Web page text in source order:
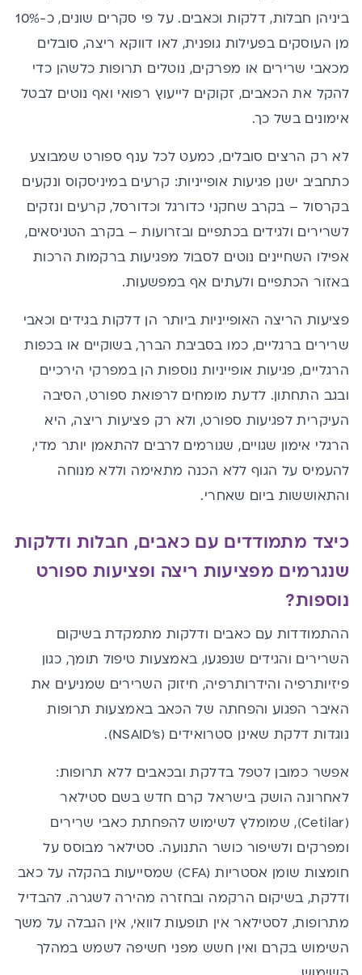
ביניהן חבלות, דלקות וכאבים. על פי סקרים שונים, כ-10%
מן העוסקים בפעילות גופנית, לאו דווקא ריצה, סובלים
מכאבי שרירים או מפרקים, נוטלים תרופות כלשהן כדי
להקל את הכאבים, זקוקים לייעוץ רפואי ואף נוטים לבטל
אימונים בשל כך.
לא רק הרצים סובלים, כמעט לכל ענף ספורט שמבוצע
כתחביב ישנן פגיעות אופייניות: קרעים במיניסקוס ונקעים
בקרסול – בקרב שחקני כדורגל וכדורסל, קרעים ונזקים
לשרירים ולגידים בכתפיים ובזרועות – בקרב הטניסאים,
אפילו השחיינים נוטים לסבול מפגיעות ברקמות הרכות
באזור הכתפיים ולעתים אף במפשעות.
פציעות הריצה האופייניות ביותר הן דלקות בגידים וכאבי
שרירים ברגליים, כמו בסביבת הברך, בשוקיים או בכפות
הרגליים, פגיעות אופייניות נוספות הן במפרקי הירכיים
ובגב התחתון. לדעת מומחים לרפואת ספורט, הסיבה
העיקרית לפגיעות ספורט, ולא רק פציעות ריצה, היא
הרגלי אימון שגויים, שגורמים לרבים להתאמן יותר מדי,
להעמיס על הגוף ללא הכנה מתאימה וללא מנוחה
והתאוששות ביום שאחרי.
כיצד מתמודדים עם כאבים, חבלות ודלקות
שנגרמים מפציעות ריצה ופציעות ספורט
נוספות?
ההתמודדות עם כאבים ודלקות מתמקדת בשיקום
השרירים והגידים שנפגעו, באמצעות טיפול תומך, כגון
פיזיותרפיה והידרותרפיה, חיזוק השרירים שמניעים את
האיבר הפגוע והפחתה של הכאב באמצעות תרופות
נוגדות דלקת שאינן סטרואידים (NSAID's).
אפשר כמובן לטפל בדלקת ובכאבים ללא תרופות:
לאחרונה הושק בישראל קרם חדש בשם סטילאר
(Cetilar), שמומלץ לשימוש להפחתת כאבי שרירים
ומפרקים ולשיפור כושר התנועה. סטילאר מבוסס על
חומצות שומן אסטריות (CFA) שמסייעות בהקלה על כאב
ודלקת, בשיקום הרקמה ובחזרה מהירה לשגרה. להבדיל
מתרופות, לסטילאר אין תופעות לוואי, אין הגבלה על משך
השימוש בקרם ואין חשש מפני חשיפה לשמש במהלך